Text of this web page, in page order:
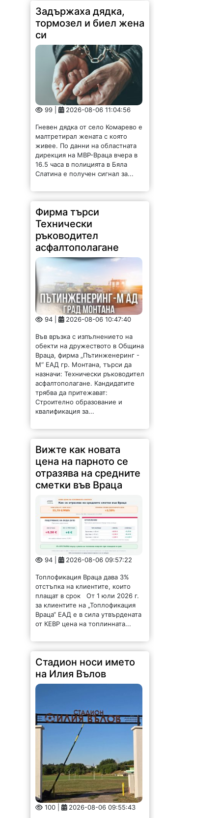
Задържаха дядка,
тормозел и биел жена
си
99 | 2026-08-06 11:04:56
Гневен дядка от село Комарево е
малтретирал жената с която
живее. По данни на областната
дирекция на МВР-Враца вчера в
16.5 часа в полицията в Бяла
Слатина е получен сигнал за...
Фирма търси
Технически
ръководител
асфалтополагане
94 | 2026-08-06 10:47:40
Във връзка с изпълнението на
обекти на дружеството в Община
Враца, фирма „Пътинженеринг -
М“ ЕАД гр. Монтана, търси да
назначи: Технически ръководител
асфалтополагане. Кандидатите
трябва да притежават:
Строително образование и
квалификация за...
Вижте как новата
цена на парното се
отразява на средните
сметки във Враца
94 | 2026-08-06 09:57:22
Топлофикация Враца дава 3%
отстъпка на клиентите, които
плащат в срок От 1 юли 2026 г.
за клиентите на „Топлофикация
Враца“ ЕАД е в сила утвърдената
от КЕВР цена на топлинната...
Стадион носи името
на Илия Вълов
100 | 2026-08-06 09:55:43